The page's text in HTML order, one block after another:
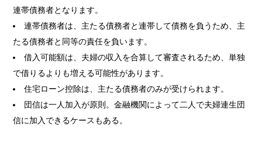
連帯債務者となります。
連帯債務者は、主たる債務者と連帯して債務を負うため、主
たる債務者と同等の責任を負います。
借入可能額は、夫婦の収入を合算して審査されるため、単独
で借りるよりも増える可能性があります。
住宅ローン控除は、主たる債務者のみが受けられます。
団信は一人加入が原則。金融機関によって二人で夫婦連生団
信に加入できるケースもある。